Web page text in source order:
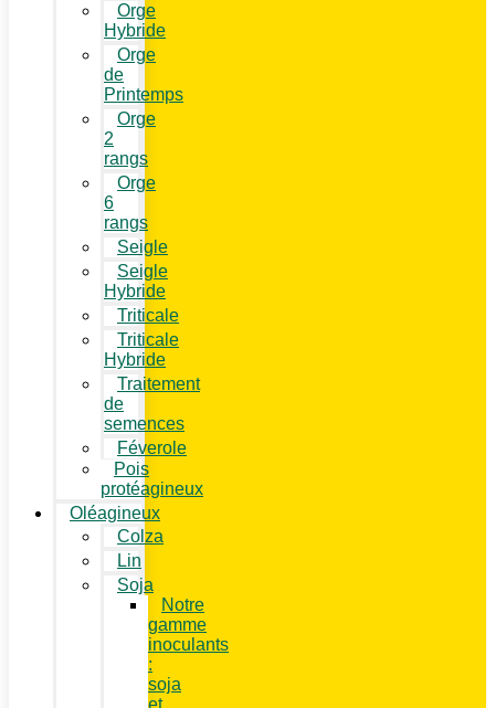
Orge
Hybride
Orge
de
Printemps
Orge
2
rangs
Orge
6
rangs
Seigle
Seigle
Hybride
Triticale
Triticale
Hybride
Traitement
de
semences
Féverole
Pois
protéagineux
Oléagineux
Colza
Lin
Soja
Notre
gamme
inoculants
:
soja
et